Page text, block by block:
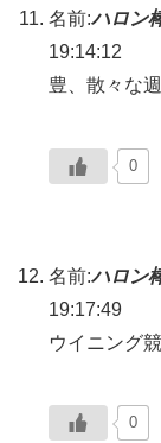
名前:ハロン
19:14:12
豊、散々な
0
名前:ハロン
19:17:49
ウイニング
0